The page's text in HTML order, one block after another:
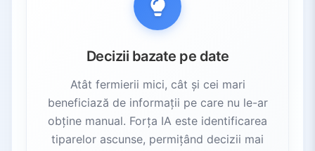
Decizii bazate pe date
Atât fermierii mici, cât și cei mari
beneficiază de informații pe care nu le-ar
obține manual. Forța IA este identificarea
tiparelor ascunse, permițând decizii mai